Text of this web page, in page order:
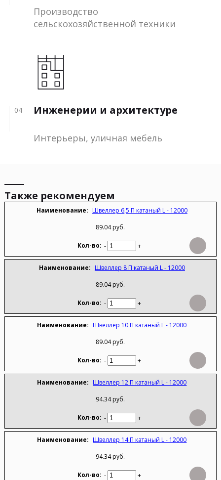
Производство
сельскохозяйственной техники
04 Инженерии и архитектуре
Интерьеры, уличная мебель
Также рекомендуем
Швеллер 6,5 П катаный L - 12000
89.04 руб.
- +
Швеллер 8 П катаный L - 12000
89.04 руб.
- +
Швеллер 10 П катаный L - 12000
89.04 руб.
- +
Швеллер 12 П катаный L - 12000
94.34 руб.
- +
Швеллер 14 П катаный L - 12000
94.34 руб.
- +